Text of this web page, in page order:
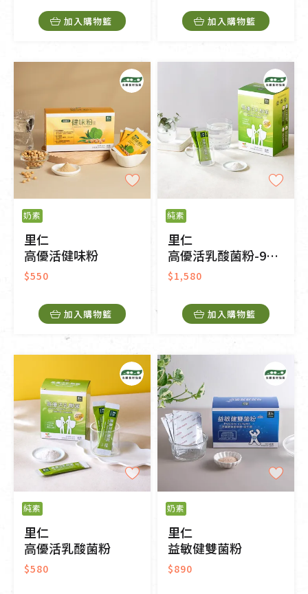
加入購物籃 加入購物籃
奶素
里仁
高優活健味粉
$550
加入購物籃
純素
里仁
高優活乳酸菌粉-90入
$1,580
加入購物籃
純素
里仁
高優活乳酸菌粉
$580
奶素
里仁
益敏健雙菌粉
$890